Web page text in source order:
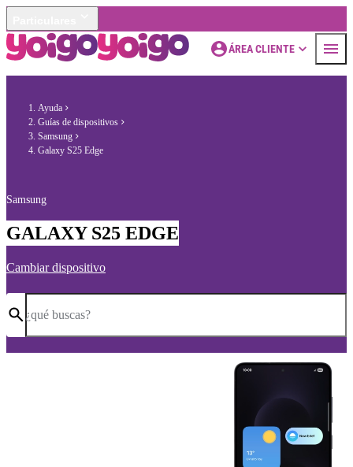
ÁREA CLIENTE
Ayuda
Guías de dispositivos
Samsung
Galaxy S25 Edge
Samsung
GALAXY S25 EDGE
Cambiar dispositivo
¿qué buscas?